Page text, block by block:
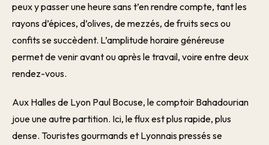
peux y passer une heure sans t’en rendre compte, tant les
rayons d’épices, d’olives, de mezzés, de fruits secs ou
confits se succèdent. L’amplitude horaire généreuse
permet de venir avant ou après le travail, voire entre deux
rendez-vous.
Aux Halles de Lyon Paul Bocuse, le comptoir Bahadourian
joue une autre partition. Ici, le flux est plus rapide, plus
dense. Touristes gourmands et Lyonnais pressés se